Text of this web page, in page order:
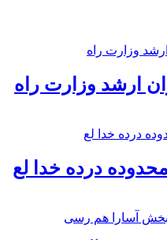
ارشد وزارت راه
درده خدا لع